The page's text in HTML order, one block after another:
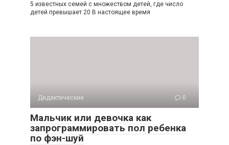
5 известных семей с множеством детей, где число
детей превышает 20 В настоящее время
Дидактические 0
Мальчик или девочка как
запрограммировать пол ребенка
по фэн-шуй